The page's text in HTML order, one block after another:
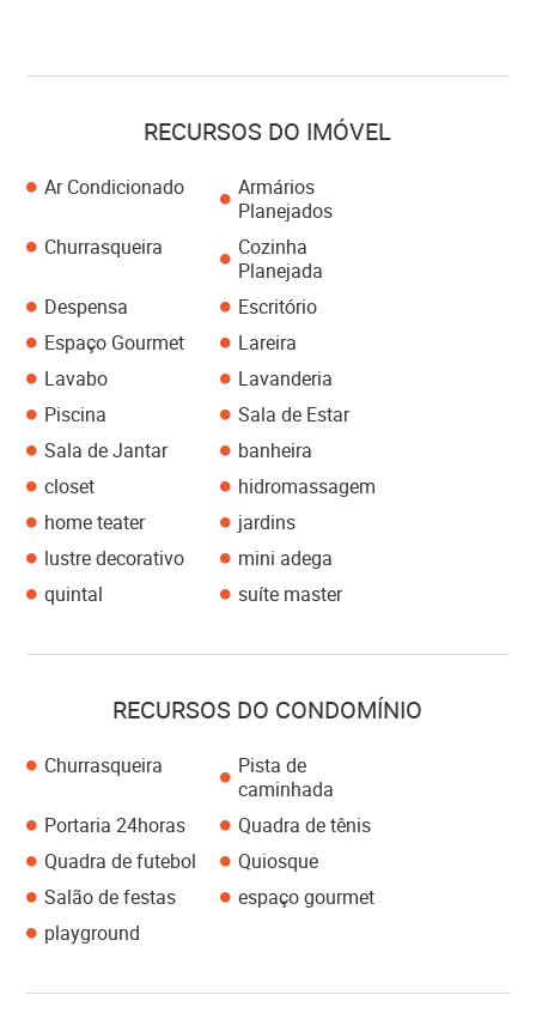
RECURSOS DO IMÓVEL
Ar Condicionado
Armários
Planejados
Churrasqueira
Cozinha
Planejada
Despensa
Escritório
Espaço Gourmet
Lareira
Lavabo
Lavanderia
Piscina
Sala de Estar
Sala de Jantar
banheira
closet
hidromassagem
home teater
jardins
lustre decorativo
mini adega
quintal
suíte master
RECURSOS DO CONDOMÍNIO
Churrasqueira
Pista de
caminhada
Portaria 24horas
Quadra de tênis
Quadra de futebol
Quiosque
Salão de festas
espaço gourmet
playground